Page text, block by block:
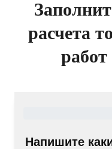
расчета
работ
Напишите